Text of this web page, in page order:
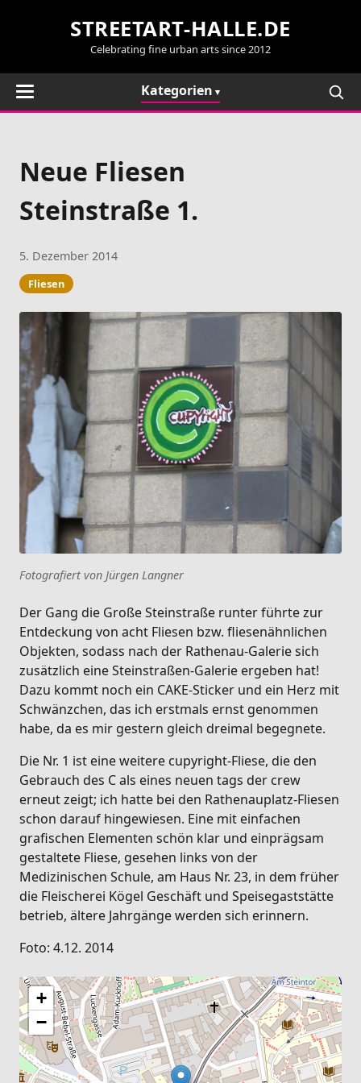
STREETART-HALLE.DE
Celebrating fine urban arts since 2012
Kategorien
Neue Fliesen
Steinstraße 1.
5. Dezember 2014
Fliesen
Fotografiert von Jürgen Langner
Der Gang die Große Steinstraße runter führte zur
Entdeckung von acht Fliesen bzw. fliesenähnlichen
Objekten, sodass nach der Rathenau-Galerie sich
zusätzlich eine Steinstraßen-Galerie ergeben hat!
Dazu kommt noch ein CAKE-Sticker und ein Herz mit
Schwänzchen, das ich erstmals ernst genommen
habe, da es mir gestern gleich dreimal begegnete.
Die Nr. 1 ist eine weitere cupyright-Fliese, die den
Gebrauch des C als eines neuen tags der crew
erneut zeigt; ich hatte bei den Rathenauplatz-Fliesen
schon darauf hingewiesen. Eine mit einfachen
grafischen Elementen schön klar und einprägsam
gestaltete Fliese, gesehen links von der
Medizinischen Schule, am Haus Nr. 23, in dem früher
die Fleischerei Kögel Geschäft und Speisegaststätte
betrieb, ältere Jahrgänge werden sich erinnern.
Foto: 4.12. 2014
+
−